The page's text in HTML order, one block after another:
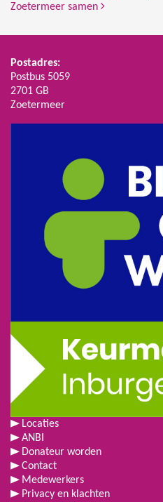
Zoetermeer samen
Postadres:
Postbus 5059
2701 GB
Zoetermeer
Locaties
ANBI
Donateur worden
Contact
Medewerkers
Privacy en klachten